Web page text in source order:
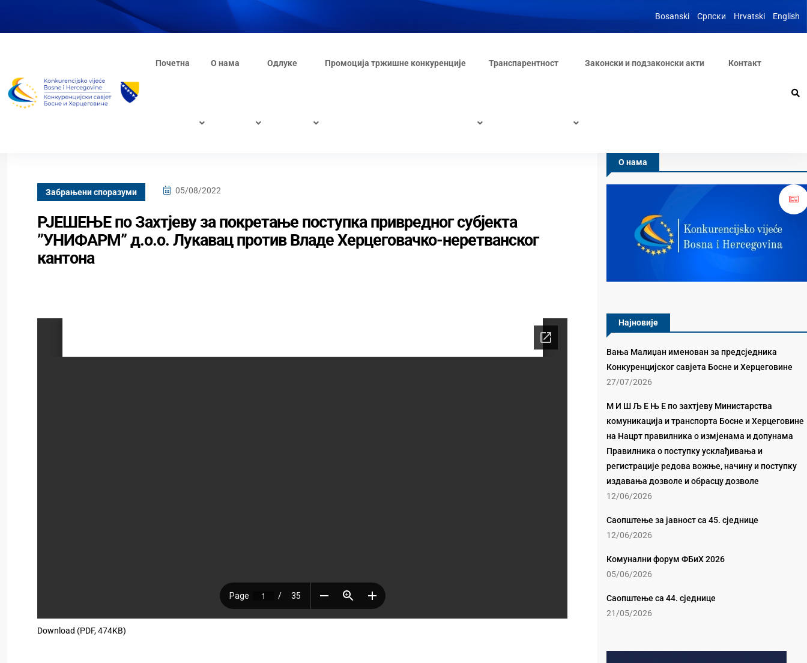
Bosanski Српски Hrvatski English
Почетна О нама Одлуке Промоција тржишне конкуренције Транспарентност Законски и подзаконски акти Контакт
Забрањени споразуми 05/08/2022
РЈЕШЕЊЕ по Захтјеву за покретање поступка привредног субјекта
”УНИФАРМ” д.о.о. Лукавац против Владе Херцеговачко-неретванског
кантона
Download (PDF, 474KB)
О нама
Најновије
Вања Малиџан именован за предсједника
Конкуренцијског савјета Босне и Херцеговине
27/07/2026
М И Ш Љ Е Њ Е по захтјеву Министарства
комуникација и транспорта Босне и Херцеговине
на Нацрт правилника о измјенама и допунама
Правилника о поступку усклађивања и
регистрације редова вожње, начину и поступку
издавања дозволе и обрасцу дозволе
12/06/2026
Саопштење за јавност са 45. сједнице
12/06/2026
Комунални форум ФБиХ 2026
05/06/2026
Саопштење са 44. сједнице
21/05/2026